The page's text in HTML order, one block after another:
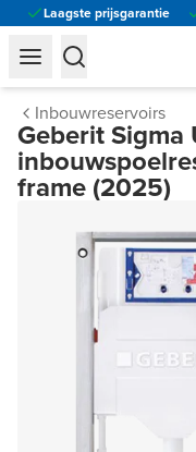
Laagste prijsgarantie
Inbouwreservoirs
Geberit Sigma
frame (2025)